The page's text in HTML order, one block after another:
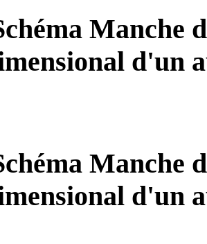
Manche
d'un
Manche
d'un